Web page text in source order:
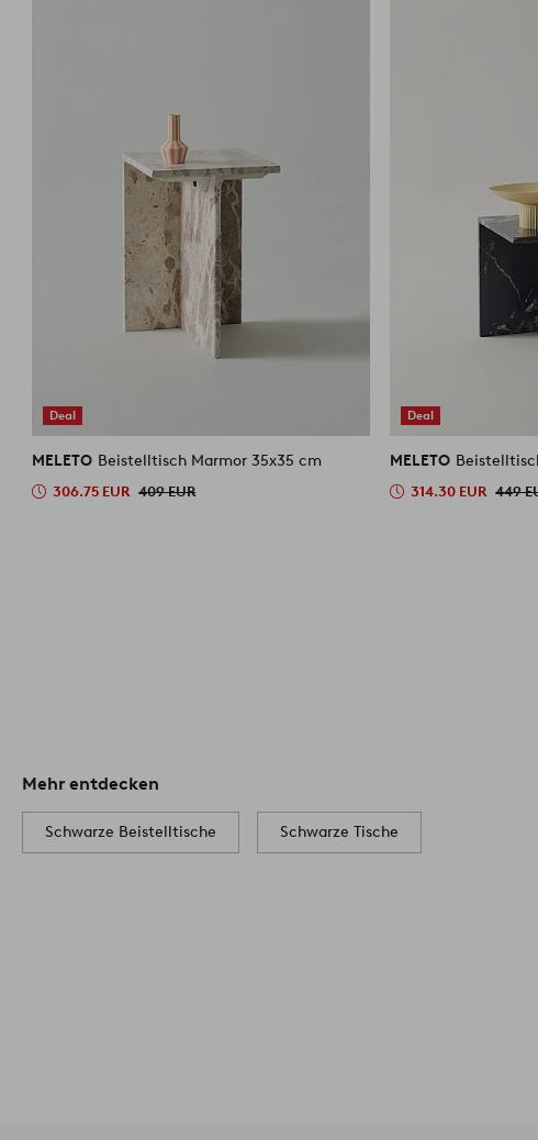
Deal
MELETO Beistelltisch Marmor 35x35 cm
306.75 EUR 409 EUR
Deal
MELETO
314.30 EUR 449
Mehr entdecken
Schwarze Beistelltische Schwarze Tische